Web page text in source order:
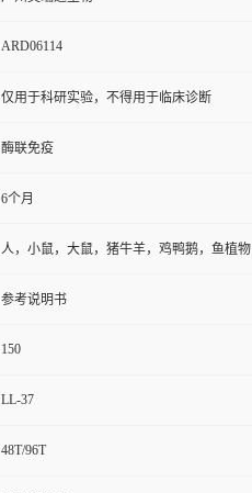
ARD06114
仅用于科研实验，不得用于临床诊断
酶联免疫
6个月
人，小鼠，大鼠，猪牛羊，鸡鸭鹅，鱼植物
参考说明书
150
LL-37
48T/96T